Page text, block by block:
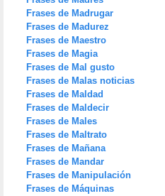
Frases de Madrugar
Frases de Madurez
Frases de Maestro
Frases de Magia
Frases de Mal gusto
Frases de Malas noticias
Frases de Maldad
Frases de Maldecir
Frases de Males
Frases de Maltrato
Frases de Mañana
Frases de Mandar
Frases de Manipulación
Frases de Máquinas